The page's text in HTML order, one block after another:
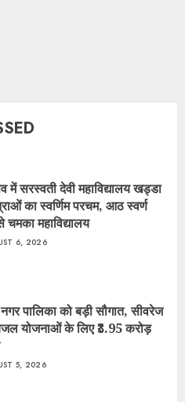
में सरस्वती देवी महाविद्यालय खड्डा
का स्वर्णिम परचम, आठ स्वर्ण
महाविद्यालय
6, 2026
पालिका को बड़ी सौगात, सीवरेज
योजनाओं के लिए ₹3.95 करोड़
5, 2026